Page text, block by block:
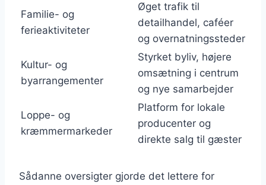
Familie- og
ferieaktiviteter
Øget trafik til
detailhandel, caféer
og overnatningssteder
Kultur- og
byarrangementer
Styrket byliv, højere
omsætning i centrum
og nye samarbejder
Loppe- og
kræmmermarkeder
Platform for lokale
producenter og
direkte salg til gæster
Sådanne oversigter gjorde det lettere for